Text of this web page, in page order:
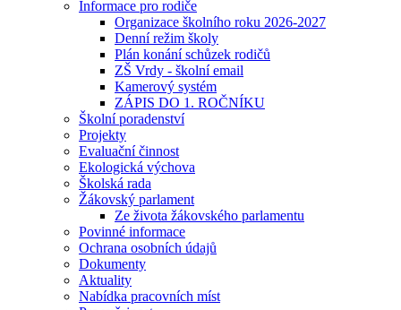
Informace pro rodiče
Organizace školního roku 2026-2027
Denní režim školy
Plán konání schůzek rodičů
ZŠ Vrdy - školní email
Kamerový systém
ZÁPIS DO 1. ROČNÍKU
Školní poradenství
Projekty
Evaluační činnost
Ekologická výchova
Školská rada
Žákovský parlament
Ze života žákovského parlamentu
Povinné informace
Ochrana osobních údajů
Dokumenty
Aktuality
Nabídka pracovních míst